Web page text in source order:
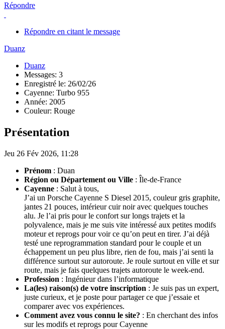
Répondre
Répondre en citant le message
Duanz
Duanz
Messages: 3
Enregistré le: 26/02/26
Cayenne: Turbo 955
Année: 2005
Couleur: Rouge
Présentation
Jeu 26 Fév 2026, 11:28
Prénom : Duan
Région ou Département ou Ville : Île-de-France
Cayenne : Salut à tous,
J’ai un Porsche Cayenne S Diesel 2015, couleur gris graphite,
jantes 21 pouces, intérieur cuir noir avec quelques touches
alu. Je l’ai pris pour le confort sur longs trajets et la
polyvalence, mais je me suis vite intéressé aux petites modifs
moteur et reprogs pour voir ce qu’on peut en tirer. J’ai déjà
testé une reprogrammation standard pour le couple et un
échappement un peu plus libre, rien de fou, mais j’ai senti la
différence surtout sur autoroute. Je roule surtout en ville et sur
route, mais je fais quelques trajets autoroute le week-end.
Profession : Ingénieur dans l’informatique
La(les) raison(s) de votre inscription : Je suis pas un expert,
juste curieux, et je poste pour partager ce que j’essaie et
comparer avec vos expériences.
Comment avez vous connu le site? : En cherchant des infos
sur les modifs et reprogs pour Cayenne